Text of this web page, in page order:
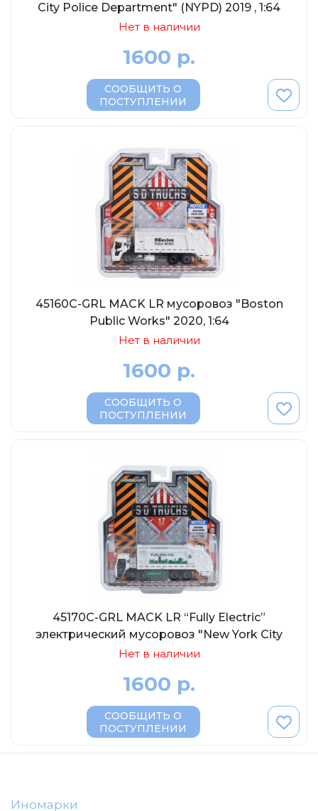
City Police Department" (NYPD) 2019 , 1:64
Нет в наличии
1600 р.
СООБЩИТЬ О
ПОСТУПЛЕНИИ
45160C-GRL MACK LR мусоровоз "Boston
Public Works" 2020, 1:64
Нет в наличии
1600 р.
СООБЩИТЬ О
ПОСТУПЛЕНИИ
45170C-GRL MACK LR “Fully Electric”
электрический мусоровоз "New York City
Department of Sanitation" (DSNY) 2021, 1:64
Нет в наличии
1600 р.
СООБЩИТЬ О
ПОСТУПЛЕНИИ
Иномарки